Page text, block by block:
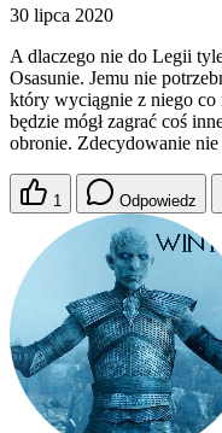
30 lipca 2020
A dlaczego nie do Legii
Osasunie. Jemu nie
który wyciągnie z niego co
będzie mógł zagrać coś
obronie. Zdecydowanie nie
1 Odpowiedz